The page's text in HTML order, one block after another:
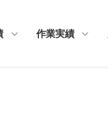
作業実績